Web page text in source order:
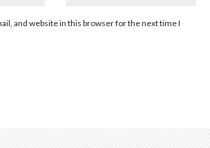
and website in this browser for the next time I